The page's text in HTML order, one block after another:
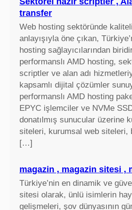
r
,
e
k
a
n
k
a
r
t
i
y
t
transfer
Web hosting sektöründe
anlayışıyla öne çıkan,
hosting sağlayıcılarından
performanslı AMD hosting,
scriptler ve alan adı
kapsamlı dijital çözümler
performanslı AMD hosting
EPYC işlemciler ve NVMe
donatılmış sunucular üzerine
siteleri, kurumsal web siteleri,
[…]
magazin , magazin sitesi ,
Türkiye’nin en dinamik ve
sitesi olarak, ünlü isimlerin
gelişmeleri, şov dünyasının